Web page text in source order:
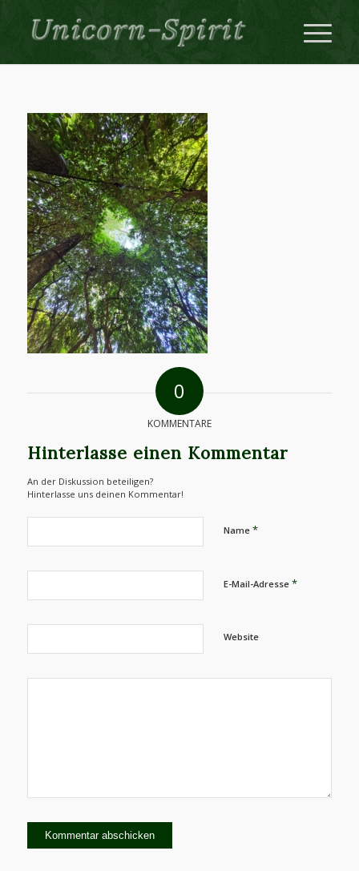
0
KOMMENTARE
Hinterlasse einen Kommentar
An der Diskussion beteiligen?
Hinterlasse uns deinen Kommentar!
Name *
E-Mail-Adresse *
Website